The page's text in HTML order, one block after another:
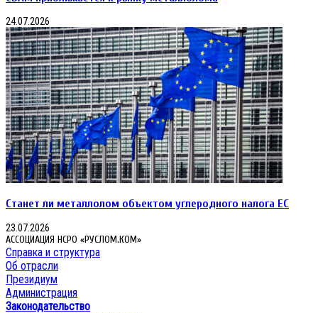
24.07.2026
Станет ли металлолом объектом углеродного налога ЕС
23.07.2026
АССОЦИАЦИЯ НСРО «РУСЛОМ.КОМ»
Справка и структура
Об отрасли
Президиум
Администрация
Законодательство